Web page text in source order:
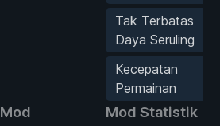
Tak Terbatas
Daya Seruling
Kecepatan
Permainan
Mod
Mod Statistik